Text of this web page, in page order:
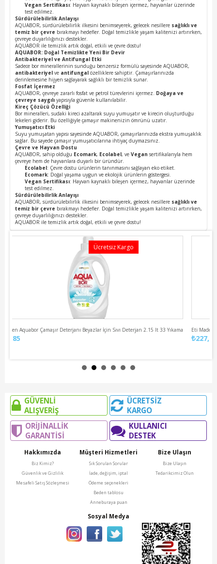
Vegan Sertifikası: Hayvan kaynaklı bileşen içermez, hayvanlar üzerinde
test edilmez.
Sürdürülebilirlik Anlayışı
AQUABOR, sürdürülebilirlik ilkesini benimseyerek, gelecek nesillere sağlıklı ve
temiz bir çevre bırakmayı hedefler. Doğal temizlikle yaşam kalitenizi artırırken,
çevreye duyarlılığınızı destekler.
AQUABOR ile temizlik artık doğal, etkili ve çevre dostu!
AQUABOR: Doğal Temizlikte Yeni Bir Devir
Antibakteriyel ve Antifungal Etki
Sadece bor minerallerinin sunduğu benzersiz formülü sayesinde AQUABOR,
antibakteriyel ve antifungal özelliklere sahiptir. Çamaşırlarınızda
derinlemesine hijyen sağlayarak sağlıklı bir temizlik sunar.
Fosfat İçermez
AQUABOR, çevreye zararlı fosfat ve petrol türevlerini içermez. Doğaya ve
çevreye saygılı yapısıyla güvenle kullanılabilir.
Kireç Çözücü Özelliği
Bor mineralleri, sudaki kireci azaltarak suyu yumuşatır ve kirecin oluşturduğu
lekeleri giderir. Bu özelliğiyle çamaşır makinenizin ömrünü uzatır.
Yumuşatıcı Etki
Suyu yumuşatan yapısı sayesinde AQUABOR, çamaşırlarınızda ekstra yumuşaklık
sağlar. Bu sayede çamaşır yumuşatıcılarına ihtiyaç duymazsınız.
Çevre ve Hayvan Dostu
AQUABOR, sahip olduğu Ecomark, Ecolabel, ve Vegan sertifikalarıyla hem
çevreye hem de hayvanlara duyarlı bir üründür.
Ecolabel: Çevre dostu ürünlerin tanınmasını sağlayan eko etiket.
Ecomark: Doğal yaşama uygun ve ekolojik ürünlerin göstergesi.
Vegan Sertifikası: Hayvan kaynaklı bileşen içermez, hayvanlar üzerinde
test edilmez.
Sürdürülebilirlik Anlayışı
AQUABOR, sürdürülebilirlik ilkesini benimseyerek, gelecek nesillere sağlıklı ve
temiz bir çevre bırakmayı hedefler. Doğal temizlikle yaşam kalitenizi artırırken,
çevreye duyarlılığınızı destekler.
AQUABOR ile temizlik artık doğal, etkili ve çevre dostu!
Ücretsiz Kargo
Eti Maden Aquabor Çamaşır Deterjanı Renkliler İçin Sıvı Deterjan 2.15 lt 33 Yıkama
GÜVENLİ
ALIŞVERİŞ
ÜCRETSİZ
KARGO
ORİJİNALLİK
GARANTİSİ
KULLANICI
DESTEK
Hakkımızda
Biz Kimiz?
Güvenlik ve Gizlilik
Mesafeli Satış Sözleşmesi
Müşteri Hizmetleri
Sık Sorulan Sorular
İade, değişim, iptal
Ödeme seçenekleri
Beden tablosu
Anneburaya puan
Bize Ulaşın
Bize Ulaşın
Tedarikcimiz Olun
Sosyal Medya